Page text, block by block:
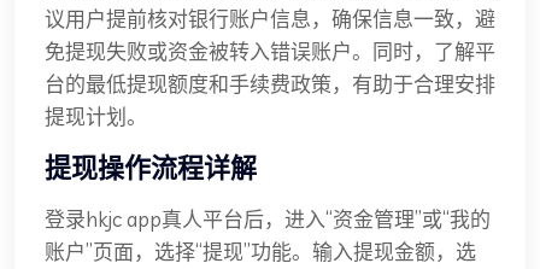
议用户提前核对银行账户信息，确保信息一致，避
免提现失败或资金被转入错误账户。同时，了解平
台的最低提现额度和手续费政策，有助于合理安排
提现计划。
提现操作流程详解
登录hkjc app真人平台后，进入“资金管理”或“我的
账户”页面，选择“提现”功能。输入提现金额，选